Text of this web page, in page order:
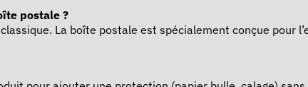
postale ?
La boîte postale est spécialement conçue pour